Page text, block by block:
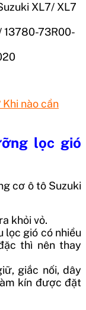
XL7/ XL7
13780-73R00-
nào cần
lọc gió
cơ ô tô Suzuki
khỏi vỏ.
lọc gió có nhiều
thì nên thay
giắc nối, dây
kín được đặt